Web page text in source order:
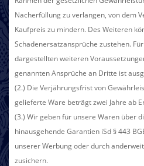
Nacherfüllung zu verlangen, von dem
Kaufpreis zu mindern. Des Weiteren
Schadenersatzansprüche zustehen.
dargestellten weiteren
genannten Ansprüche an Dritte ist
(2.) Die Verjährungsfrist von
gelieferte Ware beträgt zwei Jahre ab
(3.) Wir geben für unsere Waren über
hinausgehende Garantien iSd § 443
unserer Werbung oder durch
zusichern.